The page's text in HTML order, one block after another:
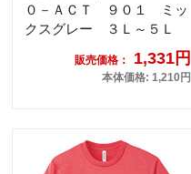
０－ＡＣＴ ９０１ ミッ
クスグレー ３Ｌ～５Ｌ
販売価格： 1,331円
本体価格: 1,210円